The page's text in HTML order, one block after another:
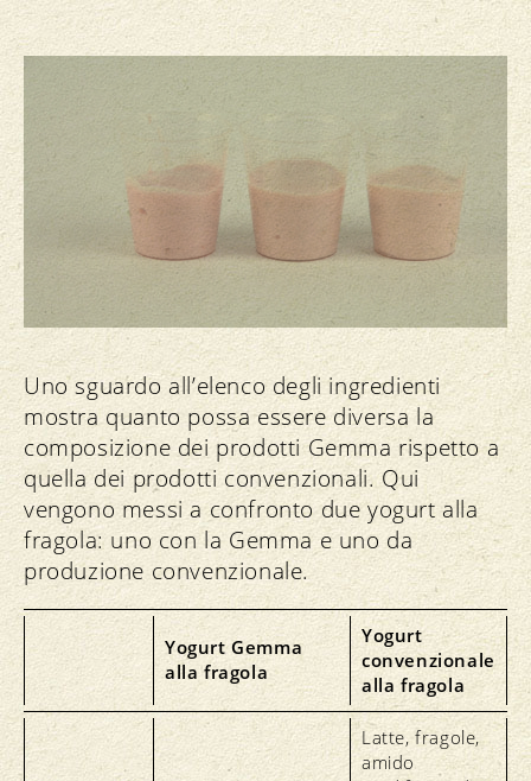
Uno sguardo all’elenco degli ingredienti
mostra quanto possa essere diversa la
composizione dei prodotti Gemma rispetto a
quella dei prodotti convenzionali. Qui
vengono messi a confronto due yogurt alla
fragola: uno con la Gemma e uno da
produzione convenzionale.
Yogurt Gemma
alla fragola
Yogurt
convenzionale
alla fragola
Latte, fragole,
amido